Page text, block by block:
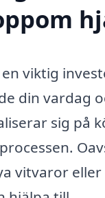
viktig
din vardag
sig på
vitvaror